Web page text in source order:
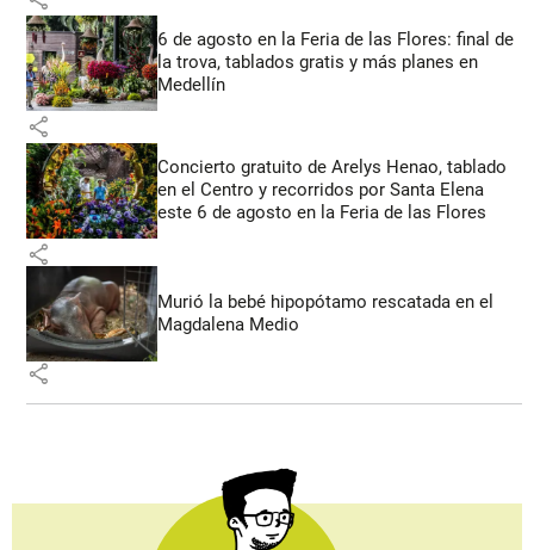
6 de agosto en la Feria de las Flores: final de
la trova, tablados gratis y más planes en
Medellín
share
Concierto gratuito de Arelys Henao, tablado
en el Centro y recorridos por Santa Elena
este 6 de agosto en la Feria de las Flores
share
Murió la bebé hipopótamo rescatada en el
Magdalena Medio
share